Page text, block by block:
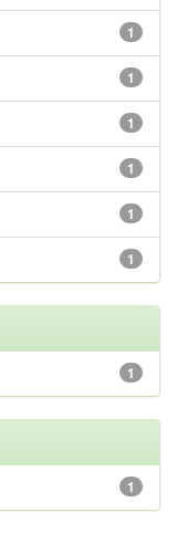
1
1
1
1
1
1
1
1